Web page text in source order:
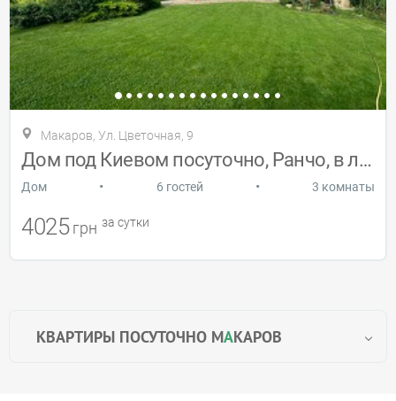
КВАРТИРЫ ПОСУТОЧНО МАКАРОВ
Макаров, Ул. Цветочная, 9
Дом под Киевом посуточно, Ранчо, в лесу
Дом • 6 гостей • 3 комнаты
4025 грн за сутки